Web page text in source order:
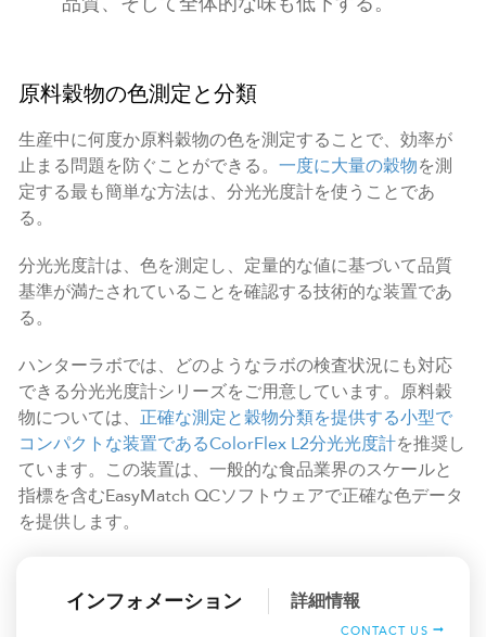
原料穀物の色測定と分類
生産中に何度か原料穀物の色を測定することで、効率が
止まる問題を防ぐことができる。 一度に大量の穀物を測
定する最も簡単な方法は、分光光度計を使うことであ
る。
分光光度計は、色を測定し、定量的な値に基づいて品質
基準が満たされていることを確認する技術的な装置であ
る。
ハンターラボでは、どのようなラボの検査状況にも対応
できる分光光度計シリーズをご用意しています。原料穀
物については、 正確な測定と穀物分類を提供する小型で
コンパクトな装置であるColorFlex L2分光光度計を推奨し
ています。この装置は、一般的な食品業界のスケールと
指標を含むEasyMatch QCソフトウェアで正確な色データ
を提供します。
インフォメーション 詳細情報
CONTACT US